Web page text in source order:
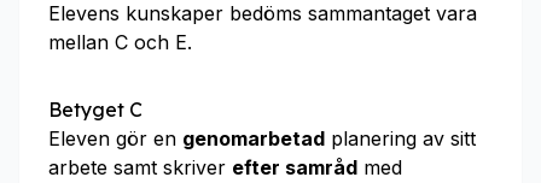
Elevens kunskaper bedöms sammantaget vara
mellan C och E.
Betyget C
Eleven gör en genomarbetad planering av sitt
arbete samt skriver efter samråd med